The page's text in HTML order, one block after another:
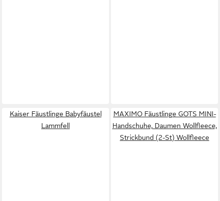
Kaiser Fäustlinge Babyfäustel
Lammfell
MAXIMO Fäustlinge GOTS MINI-
Handschuhe, Daumen Wollfleece,
Strickbund (2-St) Wollfleece